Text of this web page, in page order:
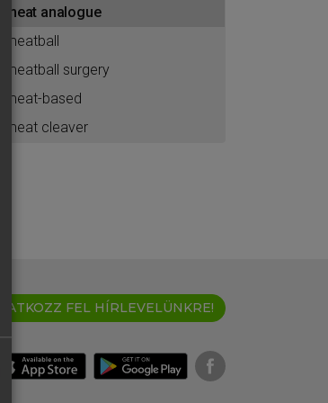
meat analogue
meatball
meatball surgery
meat-based
meat cleaver
IRATKOZZ FEL HÍRLEVELÜNKRE!